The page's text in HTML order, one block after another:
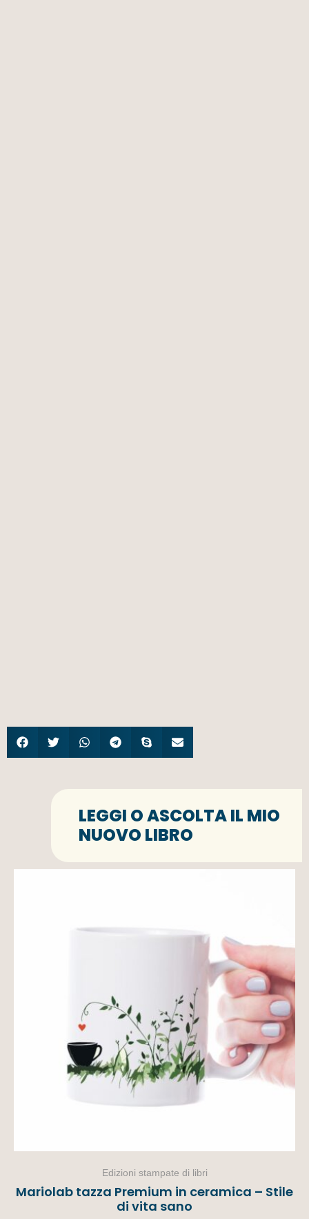
LEGGI O ASCOLTA IL MIO
NUOVO LIBRO
Edizioni stampate di libri
Mariolab tazza Premium in ceramica – Stile
di vita sano